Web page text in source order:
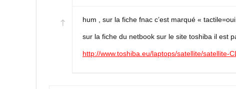
hum , sur la fiche fnac c’est marqué «
sur la fiche du netbook sur le site toshiba il est
http://www.toshiba.eu/laptops/satellite/satellite-